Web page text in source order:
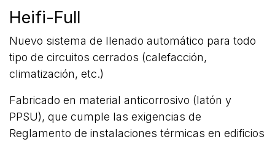
Heifi-Full
Nuevo sistema de llenado automático para todo
tipo de circuitos cerrados (calefacción,
climatización, etc.)
Fabricado en material anticorrosivo (latón y
PPSU), que cumple las exigencias de
Reglamento de instalaciones térmicas en edificios